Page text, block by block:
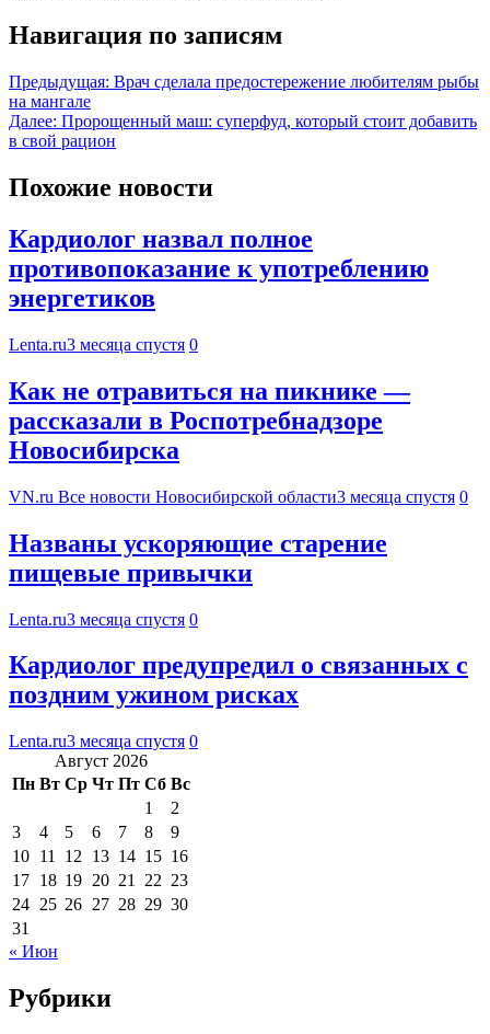
Навигация по записям
Предыдущая: Врач сделала предостережение любителям рыбы
на мангале
Далее: Пророщенный маш: суперфуд, который стоит добавить
в свой рацион
Похожие новости
Кардиолог назвал полное
противопоказание к употреблению
энергетиков
Lenta.ru3 месяца спустя 0
Как не отравиться на пикнике —
рассказали в Роспотребнадзоре
Новосибирска
VN.ru Все новости Новосибирской области3 месяца спустя 0
Названы ускоряющие старение
пищевые привычки
Lenta.ru3 месяца спустя 0
Кардиолог предупредил о связанных с
поздним ужином рисках
Lenta.ru3 месяца спустя 0
Август 2026
Пн Вт Ср Чт Пт Сб Вс
1
2
3
4 5 6 7 8
9
10 11 12 13 14 15 16
17 18 19 20 21 22 23
24 25 26 27 28 29 30
31
« Июн
Рубрики